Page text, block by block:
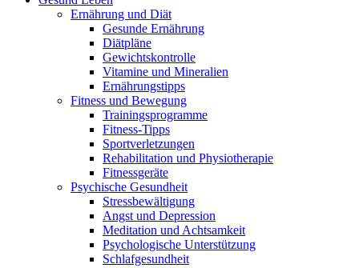
Ernährung und Diät
Gesunde Ernährung
Diätpläne
Gewichtskontrolle
Vitamine und Mineralien
Ernährungstipps
Fitness und Bewegung
Trainingsprogramme
Fitness-Tipps
Sportverletzungen
Rehabilitation und Physiotherapie
Fitnessgeräte
Psychische Gesundheit
Stressbewältigung
Angst und Depression
Meditation und Achtsamkeit
Psychologische Unterstützung
Schlafgesundheit